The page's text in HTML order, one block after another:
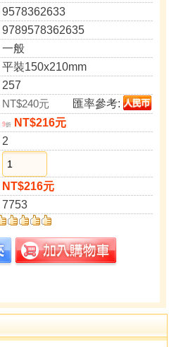
9578362633
9789578362635
一般
平裝150x210mm
257
NT$240元
匯率參考:
9折
NT$216元
2
NT$216元
7753